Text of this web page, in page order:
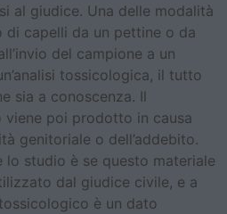
al giudice. Una delle modalità
di capelli da un pettine o da
del campione a un
tossicologica, il tutto
sia a conoscenza. Il
poi prodotto in causa
genitoriale o dell’addebito.
lo studio è se questo materiale
dal giudice civile, e a
è un dato